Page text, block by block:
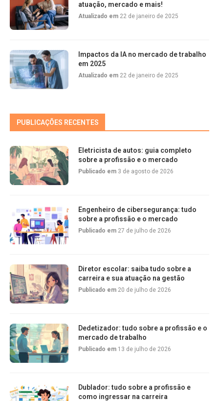
atuação, mercado e mais!
Atualizado em 22 de janeiro de 2025
Impactos da IA no mercado de trabalho
em 2025
Atualizado em 22 de janeiro de 2025
PUBLICAÇÕES RECENTES
Eletricista de autos: guia completo
sobre a profissão e o mercado
Publicado em 3 de agosto de 2026
Engenheiro de cibersegurança: tudo
sobre a profissão e o mercado
Publicado em 27 de julho de 2026
Diretor escolar: saiba tudo sobre a
carreira e sua atuação na gestão
Publicado em 20 de julho de 2026
Dedetizador: tudo sobre a profissão e o
mercado de trabalho
Publicado em 13 de julho de 2026
Dublador: tudo sobre a profissão e
como ingressar na carreira